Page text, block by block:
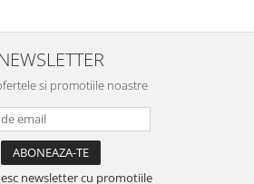
12000
24000
27000
NEWSLETTER
si promotiile noastre
newsletter cu promotiile